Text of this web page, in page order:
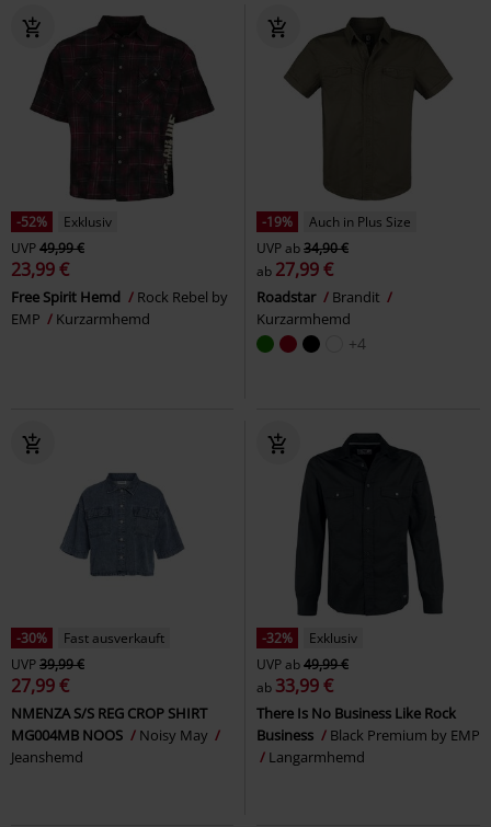
-52%
Exklusiv
UVP49,99 €
23,99 €
Free Spirit Hemd
Rock Rebel by
EMP
Kurzarmhemd
-19%
Auch in Plus Size
UVPab34,90 €
ab 27,99 €
Roadstar
Brandit
Kurzarmhemd
+4
-30%
Fast ausverkauft
UVP39,99 €
27,99 €
NMENZA S/S REG CROP SHIRT
MG004MB NOOS
Noisy May
Jeanshemd
-32%
Exklusiv
UVPab49,99 €
ab 33,99 €
There Is No Business Like Rock
Business
Black Premium by EMP
Langarmhemd